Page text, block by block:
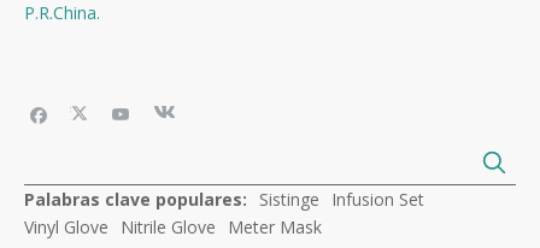
P.R.China.
Palabras clave populares: Sistinge
Infusion Set
Vinyl Glove
Nitrile Glove Meter Mask